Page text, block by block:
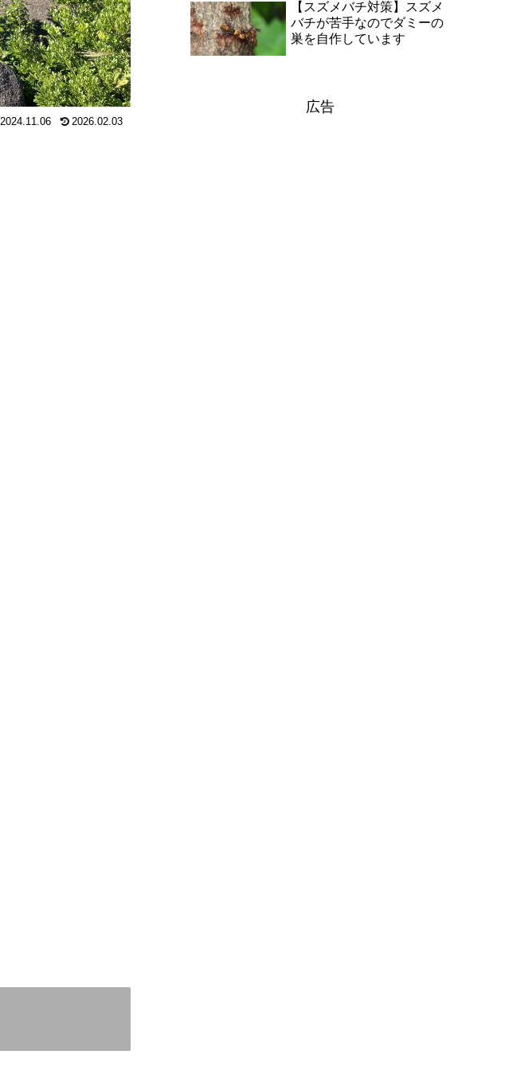
2024.11.06 2026.02.03
【スズメバチ対策】スズメ
バチが苦手なのでダミーの
巣を自作しています
広告